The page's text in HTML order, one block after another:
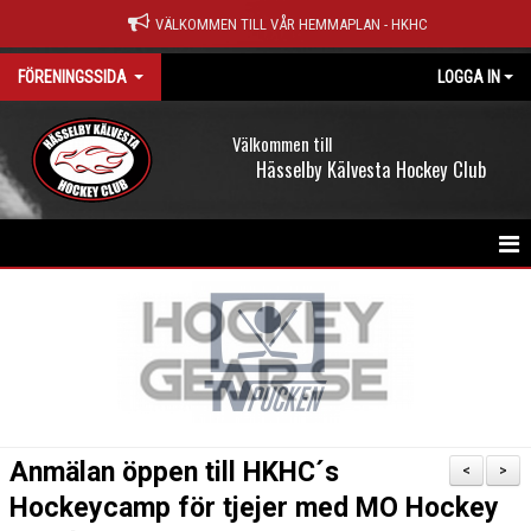
VÄLKOMMEN TILL VÅR HEMMAPLAN - HKHC
FÖRENINGSSIDA LOGGA IN
Hässelby Kälvesta Hockey Club
Välkommen till
MATCHER
>
<
Anmälan öppen till HKHC´s
Hockeycamp för tjejer med MO Hockey